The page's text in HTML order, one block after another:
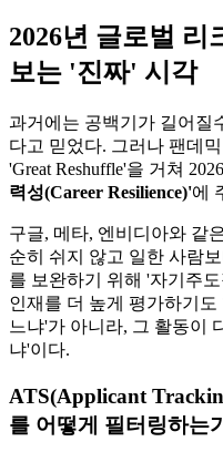
2026년 글로벌 리
보는 '진짜' 시각
과거에는 공백기가 길어질
다고 믿었다. 그러나 팬데
'Great Reshuffle'을 거쳐
력성(Career Resilience)'​에
구글, 메타, 엔비디아와 같
순히 쉬지 않고 일한 사람
를 보완하기 위해 '자기주
인재를 더 높게 평가하기
느냐'가 아니라, 그 활동이
냐'이다.
ATS(Applicant
를 어떻게 필터링하는